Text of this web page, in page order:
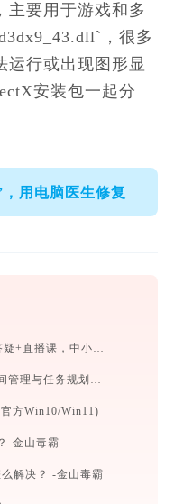
主要用于游戏和多
，很多
运行或出现图形显
安装包一起分
用电脑医生修复
作业帮怎么用？拍照搜题+在线答疑+直播课，中小学生辅导全攻略
滴答清单完全使用指南：高效时间管理与任务规划工具，让你的每一天井井有条
方Win10/Win11)
-金山毒霸
解决？ -金山毒霸